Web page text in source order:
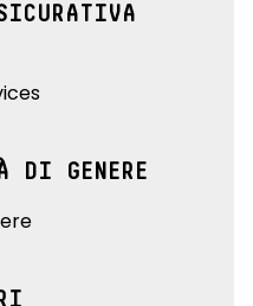
DI GENERE